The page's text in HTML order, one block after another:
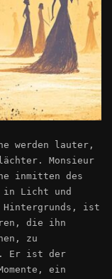
werden lauter,
Monsieur
inmitten des
in Licht und
Hintergrunds, ist
die ihn
zu
Er ist der
ein